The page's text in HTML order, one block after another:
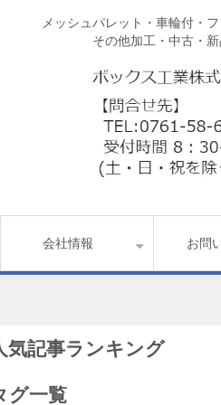
メッシュパレット・車輪付・
その他加工・中古・
会社情報 お問
気記事ランキング
グ一覧